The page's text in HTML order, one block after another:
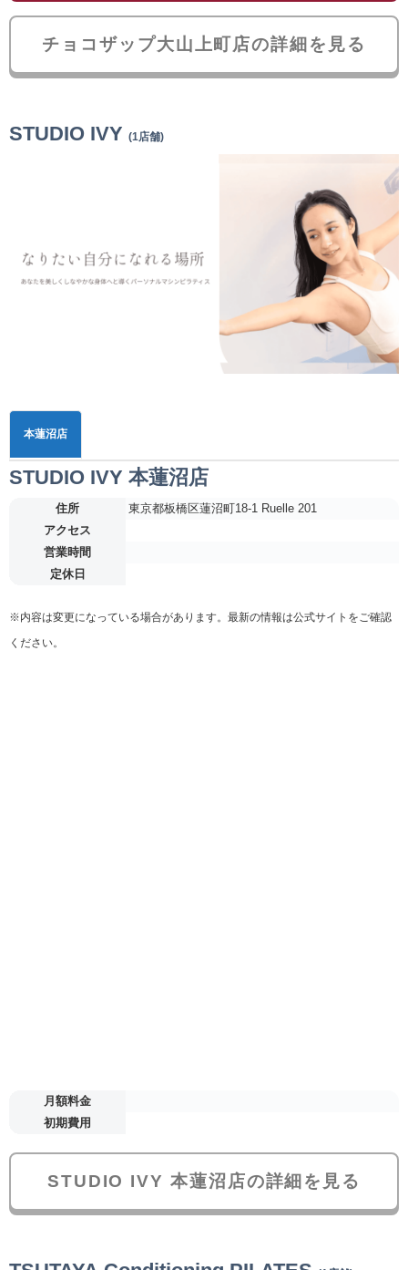
チョコザップ大山上町店の詳細を見る
STUDIO IVY (1店舗)
本蓮沼店
STUDIO IVY 本蓮沼店
住所
東京都板橋区蓮沼町18-1 Ruelle 201
アクセス
営業時間
定休日
※内容は変更になっている場合があります。最新の情報は公式サイトをご確認
ください。
月額料金
初期費用
STUDIO IVY 本蓮沼店の詳細を見る